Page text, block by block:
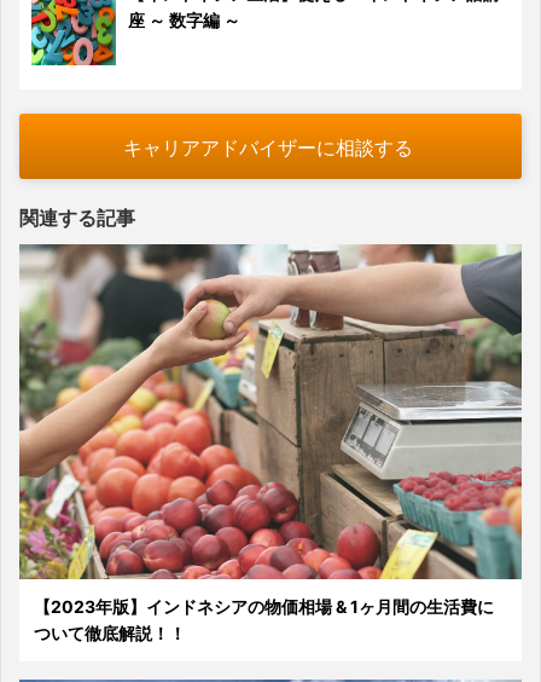
座 ～ 数字編 ～
キャリアアドバイザーに相談する
関連する記事
【2023年版】インドネシアの物価相場 & 1ヶ月間の生活費に
ついて徹底解説！！